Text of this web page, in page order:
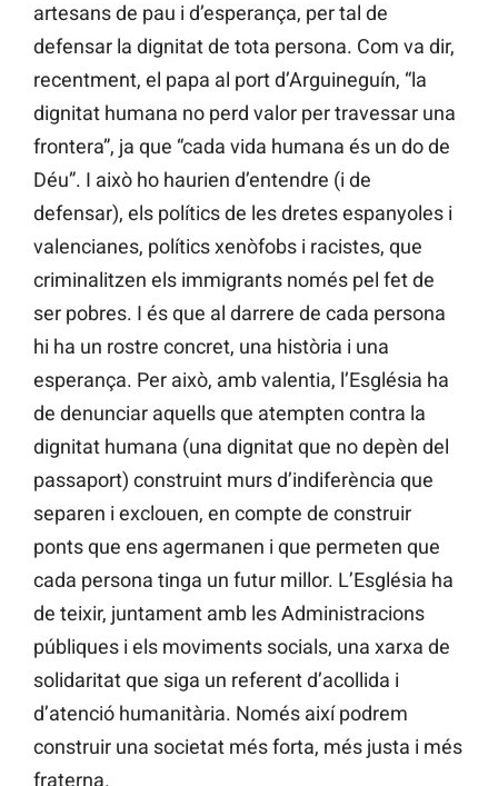
artesans de pau i d’esperança, per tal de
defensar la dignitat de tota persona. Com va dir,
recentment, el papa al port d’Arguineguín, “la
dignitat humana no perd valor per travessar una
frontera”, ja que “cada vida humana és un do de
Déu”. I això ho haurien d’entendre (i de
defensar), els polítics de les dretes espanyoles i
valencianes, polítics xenòfobs i racistes, que
criminalitzen els immigrants només pel fet de
ser pobres. I és que al darrere de cada persona
hi ha un rostre concret, una història i una
esperança. Per això, amb valentia, l’Església ha
de denunciar aquells que atempten contra la
dignitat humana (una dignitat que no depèn del
passaport) construint murs d’indiferència que
separen i exclouen, en compte de construir
ponts que ens agermanen i que permeten que
cada persona tinga un futur millor. L’Església ha
de teixir, juntament amb les Administracions
públiques i els moviments socials, una xarxa de
solidaritat que siga un referent d’acollida i
d’atenció humanitària. Només així podrem
construir una societat més forta, més justa i més
fraterna.